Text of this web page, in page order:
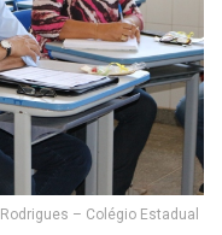
– Colégio Estadual